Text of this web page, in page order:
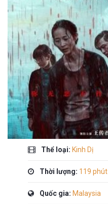
Thể loại: Kinh Dị
Thời lượng: 119 phút
Quốc gia: Malaysia